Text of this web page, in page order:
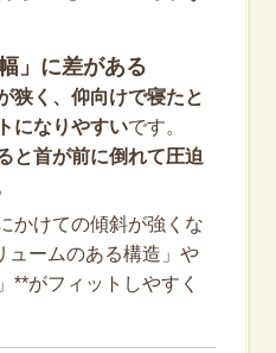
」に差がある
狭く、仰向けで寝たと
になりやすいです。
と首が前に倒れて圧迫
かけての傾斜が強くな
ュームのある構造」や
**がフィットしやすく